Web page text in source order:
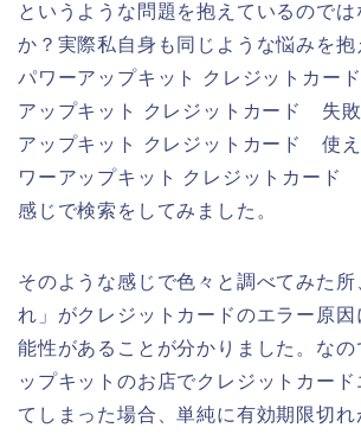
というような問題を抱えているのでは
か？実際私自身も同じような悩みを
パワーアップキット クレジットカー
アップキット クレジットカード 失
アップキット クレジットカード 使
ワーアップキット クレジットカード
感じで検索をしてみました。
そのような感じで色々と調べてみた所
れ」がクレジットカードのエラー原
能性があることが分かりました。な
ップキットのお店でクレジットカード
てしまった場合、単純に有効期限切れ